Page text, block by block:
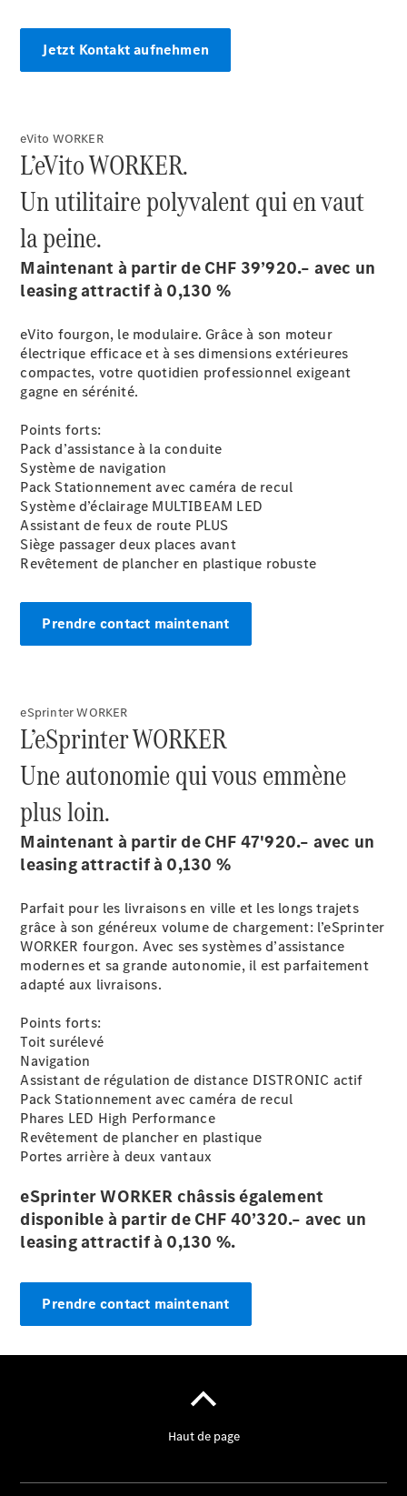
Prestataire /
Protection des
données
Jetzt Kontakt aufnehmen
eVito WORKER
L’eVito WORKER.
Un utilitaire polyvalent qui en vaut
la peine.
Maintenant à partir de CHF 39’920.– avec un
leasing attractif à 0,130 %
eVito fourgon, le modulaire. Grâce à son moteur
électrique efficace et à ses dimensions extérieures
compactes, votre quotidien professionnel exigeant
gagne en sérénité.
Points forts:
Pack d’assistance à la conduite
Système de navigation
Pack Stationnement avec caméra de recul
Système d’éclairage MULTIBEAM LED
Assistant de feux de route PLUS
Siège passager deux places avant
Revêtement de plancher en plastique robuste
Prendre contact maintenant
eSprinter WORKER
L’eSprinter WORKER
Une autonomie qui vous emmène
plus loin.
Maintenant à partir de CHF 47'920.– avec un
leasing attractif à 0,130 %
Parfait pour les livraisons en ville et les longs trajets
grâce à son généreux volume de chargement: l’eSprinter
WORKER fourgon. Avec ses systèmes d’assistance
modernes et sa grande autonomie, il est parfaitement
adapté aux livraisons.
Points forts:
Toit surélevé
Navigation
Assistant de régulation de distance DISTRONIC actif
Pack Stationnement avec caméra de recul
Phares LED High Performance
Revêtement de plancher en plastique
Portes arrière à deux vantaux
eSprinter WORKER châssis également
disponible à partir de CHF 40’320.– avec un
leasing attractif à 0,130 %.
Prendre contact maintenant